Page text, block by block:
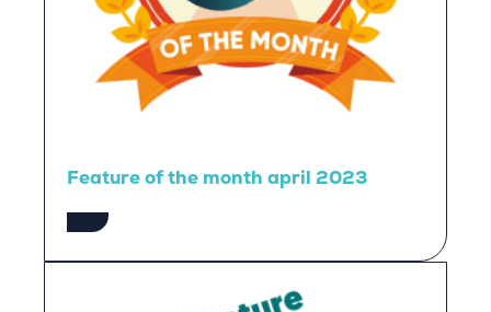
Feature of the month april 2023